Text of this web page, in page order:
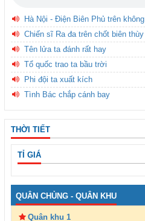
Hà Nội - Điện Biên Phủ trên không
Chiến sĩ Ra đa trên chốt biên thùy
Tên lửa ta đánh rất hay
Tổ quốc trao ta bầu trời
Phi đội ta xuất kích
Tình Bác chắp cánh bay
THỜI TIẾT
TỈ GIÁ
QUÂN CHỦNG - QUÂN KHU
Quân khu 1